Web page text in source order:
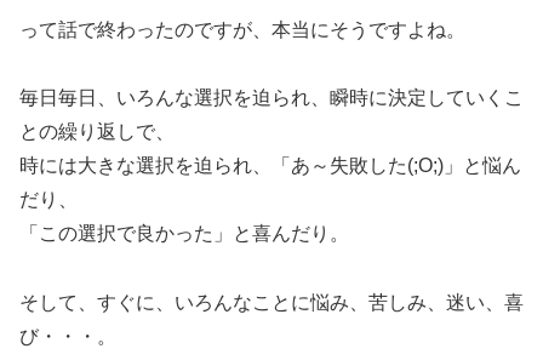
って話で終わったのですが、本当にそうですよね。
毎日毎日、いろんな選択を迫られ、瞬時に決定していくこ
との繰り返しで、
時には大きな選択を迫られ、「あ～失敗した(;O;)」と悩ん
だり、
「この選択で良かった」と喜んだり。
そして、すぐに、いろんなことに悩み、苦しみ、迷い、喜
び・・・。